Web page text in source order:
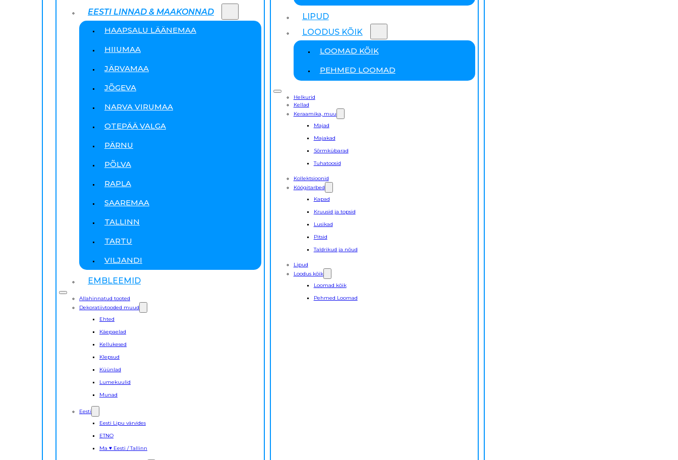
EESTI LINNAD & MAAKONNAD
HAAPSALU LÄÄNEMAA
HIIUMAA
JÄRVAMAA
JÕGEVA
NARVA VIRUMAA
OTEPÄÄ VALGA
PÄRNU
PÕLVA
RAPLA
SAAREMAA
TALLINN
TARTU
VILJANDI
EMBLEEMID
Allahinnatud tooted
Dekoratiivtooded muud
Ehted
Käepaelad
Kellukesed
Klepsud
Küünlad
Lumekuulid
Munad
Eesti
Eesti Lipu värvides
ETNO
Ma ♥ Eesti / Tallinn
LIPUD
LOODUS KÕIK
LOOMAD KÕIK
PEHMED LOOMAD
Helkurid
Kellad
Keraamika, muu
Majad
Majakad
Sõrmkübarad
Tuhatoosid
Kollektsioonid
Köögitarbed
Kapad
Kruusid ja topsid
Lusikad
Pitsid
Taldrikud ja nõud
Lipud
Loodus kõik
Loomad kõik
Pehmed Loomad